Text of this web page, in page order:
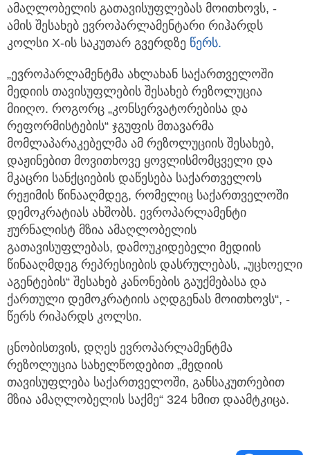
ამაღლობელის გათავისუფლებას მოითხოვს, -
ამის შესახებ ევროპარლამენტარი რიჰარდს
კოლსი X-ის საკუთარ გვერდზე წერს.
„ევროპარლამენტმა ახლახან საქართველოში
მედიის თავისუფლების შესახებ რეზოლუცია
მიიღო. როგორც „კონსერვატორებისა და
რეფორმისტების“ ჯგუფის მთავარმა
მომლაპარაკებელმა ამ რეზოლუციის შესახებ,
დაჟინებით მოვითხოვე ყოვლისმომცველი და
მკაცრი სანქციების დაწესება საქართველოს
რეჟიმის წინააღმდეგ, რომელიც საქართველოში
დემოკრატიას ახშობს. ევროპარლამენტი
ჟურნალისტ მზია ამაღლობელის
გათავისუფლებას, დამოუკიდებელი მედიის
წინააღმდეგ რეპრესიების დასრულებას, „უცხოელი
აგენტების“ შესახებ კანონების გაუქმებასა და
ქართული დემოკრატიის აღდგენას მოითხოვს“, -
წერს რიჰარდს კოლსი.
ცნობისთვის, დღეს ევროპარლამენტმა
რეზოლუცია სახელწოდებით „მედიის
თავისუფლება საქართველოში, განსაკუთრებით
მზია ამაღლობელის საქმე“ 324 ხმით დაამტკიცა.